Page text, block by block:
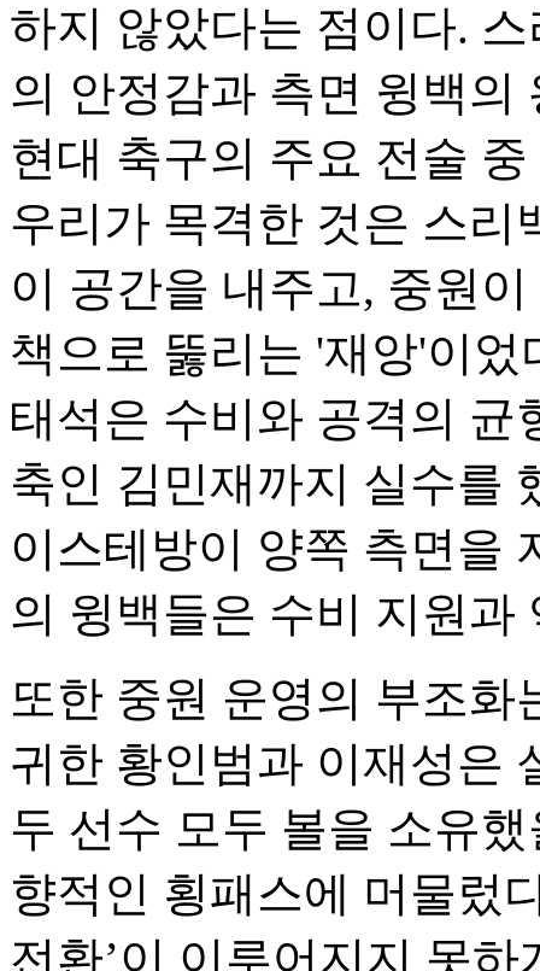
하지 않았다는 점이다.
의 안정감과 측면 윙백의
현대 축구의 주요 전술
우리가 목격한 것은 스리
이 공간을 내주고, 중원
책으로 뚫리는 '재앙'이
태석은 수비와 공격의 균
축인 김민재까지 실수를
이스테방이 양쪽 측면을
의 윙백들은 수비 지원과
또한 중원 운영의 부조화
귀한 황인범과 이재성은
두 선수 모두 볼을 소유
향적인 횡패스에 머물렀
전환’이 이루어지지 못